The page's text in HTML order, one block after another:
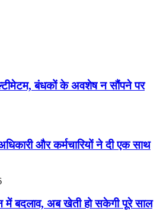
बंधकों के अवशेष न सौंपने पर
और कर्मचारियों ने दी एक साथ
में बदलाव, अब खेती हो सकेगी पूरे साल